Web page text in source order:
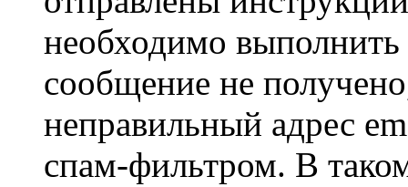
необходимо
сообщение не
неправильный адрес
спам-фильтром. В